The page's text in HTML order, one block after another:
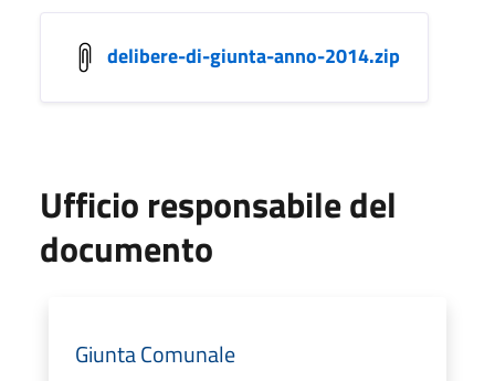
delibere-di-giunta-anno-2014.zip
Ufficio responsabile del
documento
Giunta Comunale